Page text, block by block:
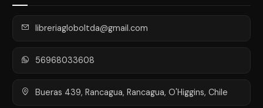
libreriagloboltda@gmail.com
56968033608
Bueras 439, Rancagua, Rancagua, O'Higgins, Chile